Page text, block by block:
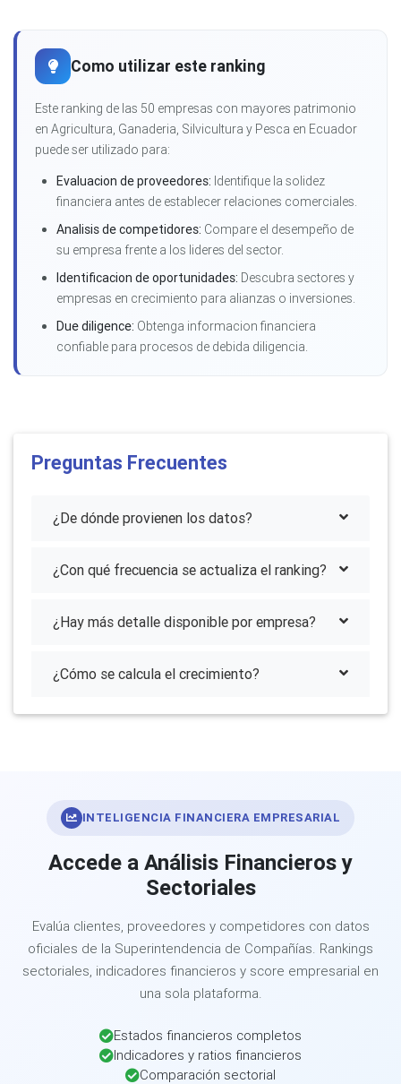
Como utilizar este ranking
Este ranking de las 50 empresas con mayores patrimonio
en Agricultura, Ganaderia, Silvicultura y Pesca en Ecuador
puede ser utilizado para:
Evaluacion de proveedores: Identifique la solidez
financiera antes de establecer relaciones comerciales.
Analisis de competidores: Compare el desempeño de
su empresa frente a los lideres del sector.
Identificacion de oportunidades: Descubra sectores y
empresas en crecimiento para alianzas o inversiones.
Due diligence: Obtenga informacion financiera
confiable para procesos de debida diligencia.
Preguntas Frecuentes
¿De dónde provienen los datos?
¿Con qué frecuencia se actualiza el ranking?
¿Hay más detalle disponible por empresa?
¿Cómo se calcula el crecimiento?
INTELIGENCIA FINANCIERA EMPRESARIAL
Accede a Análisis Financieros y
Sectoriales
Evalúa clientes, proveedores y competidores con datos
oficiales de la Superintendencia de Compañías. Rankings
sectoriales, indicadores financieros y score empresarial en
una sola plataforma.
Estados financieros completos
Indicadores y ratios financieros
Comparación sectorial